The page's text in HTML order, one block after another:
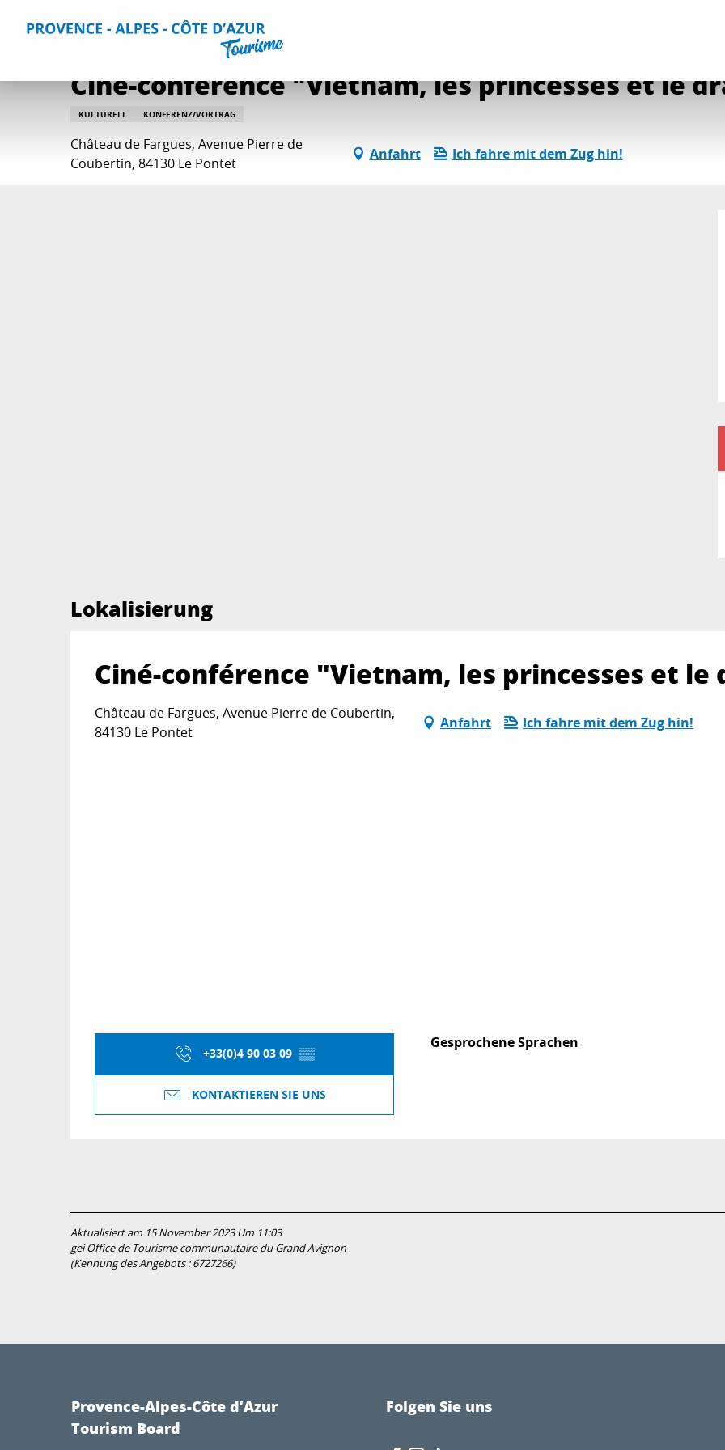
Home Aktivitäten Ausgehtipps und Veranstaltungskalender
Ciné-conférence "Vietnam, les princesses et le
KULTURELL KONFERENZ/VORTRAG
Château de Fargues, Avenue Pierre de
Coubertin, 84130 Le Pontet
Anfahrt Ich fahre mit dem Zug hin!
Lokalisierung
Ciné-conférence "Vietnam, les princesses et le
Château de Fargues, Avenue Pierre de Coubertin,
84130 Le Pontet
Anfahrt Ich fahre mit dem Zug hin!
+33(0)4 90 03 09 ▒▒
KONTAKTIEREN SIE UNS
Gesprochene Sprachen
Gesprochene Sprachen
Aktualisiert am 15 November 2023 Um 11:03
gei Office de Tourisme communautaire du Grand Avignon
(Kennung des Angebots :6727266)
Provence-Alpes-Côte d’Azur
Tourism Board
Folgen Sie uns